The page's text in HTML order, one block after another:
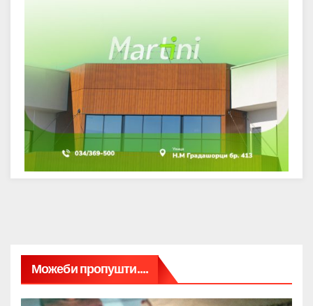
Можеби пропушти....